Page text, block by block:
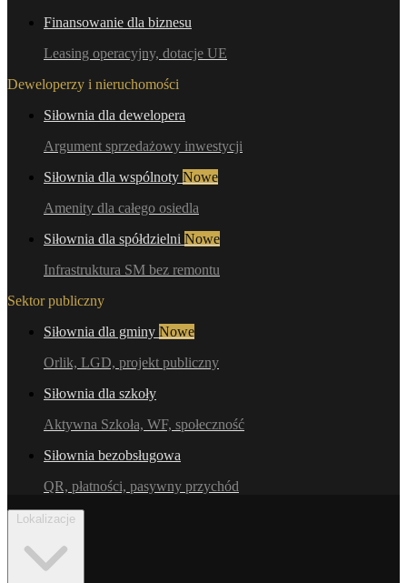
Finansowanie dla biznesu
Leasing operacyjny, dotacje UE
Deweloperzy i nieruchomości
Siłownia dla dewelopera
Argument sprzedażowy inwestycji
Siłownia dla wspólnoty Nowe
Amenity dla całego osiedla
Siłownia dla spółdzielni Nowe
Infrastruktura SM bez remontu
Sektor publiczny
Siłownia dla gminy Nowe
Orlik, LGD, projekt publiczny
Siłownia dla szkoły
Aktywna Szkoła, WF, społeczność
Siłownia bezobsługowa
QR, płatności, pasywny przychód